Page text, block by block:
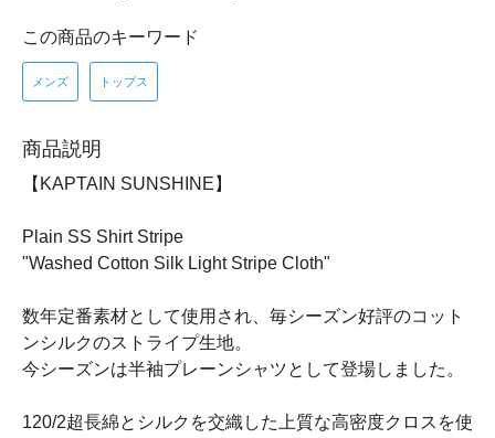
この商品のキーワード
メンズ トップス
商品説明
【KAPTAIN SUNSHINE】
Plain SS Shirt Stripe
"Washed Cotton Silk Light Stripe Cloth"
数年定番素材として使用され、毎シーズン好評のコット
ンシルクのストライプ生地。
今シーズンは半袖プレーンシャツとして登場しました。
120/2超長綿とシルクを交織した上質な高密度クロスを使